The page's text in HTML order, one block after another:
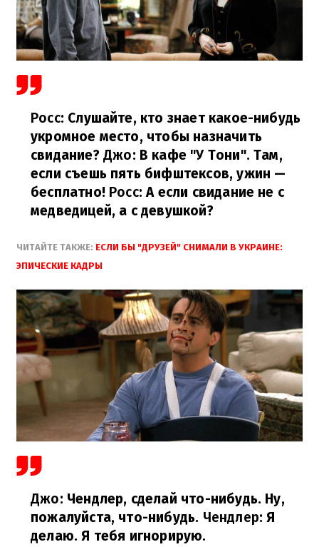
Росс: Слушайте, кто знает какое-нибудь
укромное место, чтобы назначить
свидание? Джо: В кафе "У Тони". Там,
если съешь пять бифштексов, ужин —
бесплатно! Росс: А если свидание не с
медведицей, а с девушкой?
ЧИТАЙТЕ ТАКЖЕ: ЕСЛИ БЫ "ДРУЗЕЙ" СНИМАЛИ В УКРАИНЕ:
ЭПИЧЕСКИЕ КАДРЫ
Джо: Чендлер, сделай что-нибудь. Ну,
пожалуйста, что-нибудь. Чендлер: Я
делаю. Я тебя игнорирую.